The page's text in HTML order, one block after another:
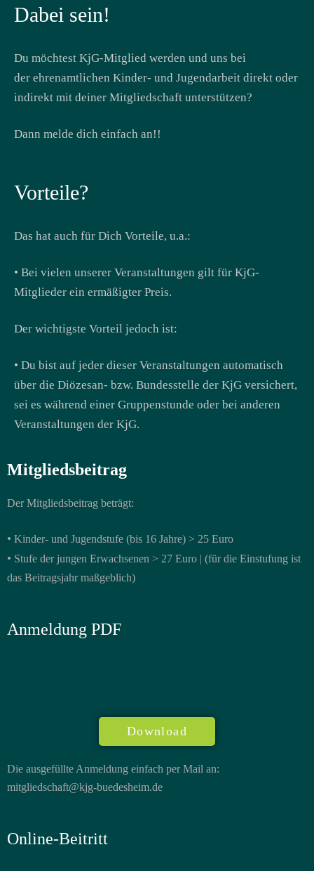
Dabei sein!
Du möchtest KjG-Mitglied werden und uns bei
der ehrenamtlichen Kinder- und Jugendarbeit direkt oder
indirekt mit deiner Mitgliedschaft unterstützen?
Dann melde dich einfach an!!
Vorteile?
Das hat auch für Dich Vorteile, u.a.:
• Bei vielen unserer Veranstaltungen gilt für KjG-
Mitglieder ein ermäßigter Preis.
Der wichtigste Vorteil jedoch ist:
• Du bist auf jeder dieser Veranstaltungen automatisch
über die Diözesan- bzw. Bundesstelle der KjG versichert,
sei es während einer Gruppenstunde oder bei anderen
Veranstaltungen der KjG.
Mitgliedsbeitrag
Der Mitgliedsbeitrag beträgt:
• Kinder- und Jugendstufe (bis 16 Jahre) > 25 Euro
• Stufe der jungen Erwachsenen > 27 Euro | (für die Einstufung ist
das Beitragsjahr maßgeblich)
Anmeldung PDF
Download
Die ausgefüllte Anmeldung einfach per Mail an:
mitgliedschaft@kjg-buedesheim.de
Online-Beitritt